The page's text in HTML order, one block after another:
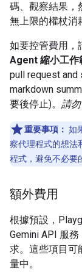
碼、觀察結果，
無上限的權杖消
如要控管費用，
Agent 縮小工作
pull request and
markdown
要後停止)。 請
重要事項： 如
察代理程式的想法
程式，避免不必要
額外費用
根據預設，
Gemini API 服
求。這些項目可
量中。